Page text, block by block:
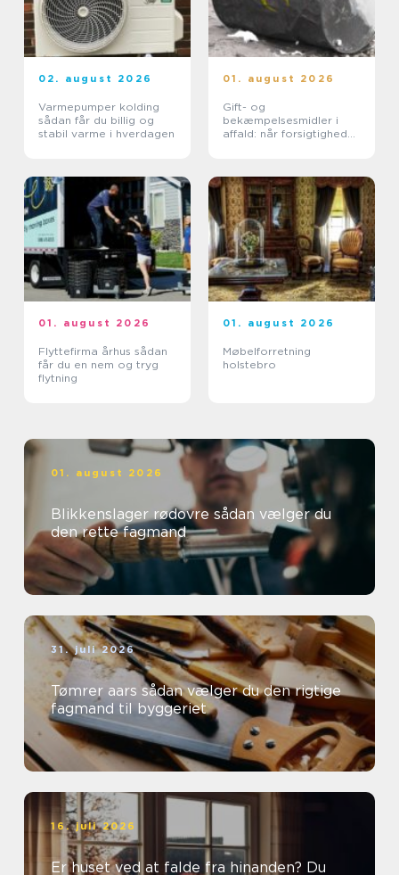
02. august 2026
Varmepumper kolding
sådan får du billig og
stabil varme i hverdagen
01. august 2026
Gift- og
bekæmpelsesmidler i
affald: når forsigtighed
01. august 2026
Flyttefirma århus sådan
får du en nem og tryg
flytning
01. august 2026
Møbelforretning
holstebro
01. august 2026
Blikkenslager rødovre sådan vælger du
den rette fagmand
31. juli 2026
Tømrer aars sådan vælger du den rigtige
fagmand til byggeriet
16. juli 2026
Er huset ved at falde fra hinanden? Du